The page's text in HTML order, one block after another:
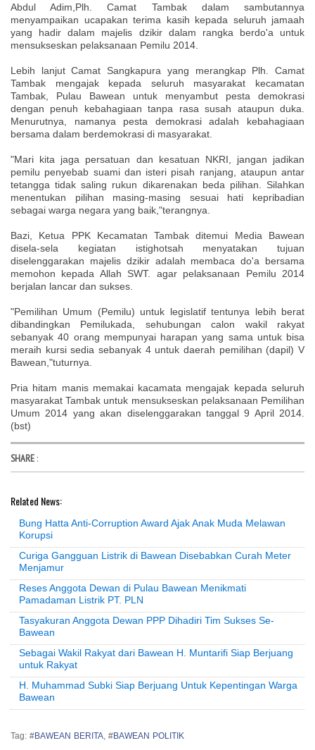
Abdul Adim,Plh. Camat Tambak dalam sambutannya
menyampaikan ucapakan terima kasih kepada seluruh jamaah
yang hadir dalam majelis dzikir dalam rangka berdo'a untuk
mensukseskan pelaksanaan Pemilu 2014.
Lebih lanjut Camat Sangkapura yang merangkap Plh. Camat
Tambak mengajak kepada seluruh masyarakat kecamatan
Tambak, Pulau Bawean untuk menyambut pesta demokrasi
dengan penuh kebahagiaan tanpa rasa susah ataupun duka.
Menurutnya, namanya pesta demokrasi adalah kebahagiaan
bersama dalam berdemokrasi di masyarakat.
"Mari kita jaga persatuan dan kesatuan NKRI, jangan jadikan
pemilu penyebab suami dan isteri pisah ranjang, ataupun antar
tetangga tidak saling rukun dikarenakan beda pilihan. Silahkan
menentukan pilihan masing-masing sesuai hati kepribadian
sebagai warga negara yang baik,"terangnya.
Bazi, Ketua PPK Kecamatan Tambak ditemui Media Bawean
disela-sela kegiatan istighotsah menyatakan tujuan
diselenggarakan majelis dzikir adalah membaca do'a bersama
memohon kepada Allah SWT. agar pelaksanaan Pemilu 2014
berjalan lancar dan sukses.
"Pemilihan Umum (Pemilu) untuk legislatif tentunya lebih berat
dibandingkan Pemilukada, sehubungan calon wakil rakyat
sebanyak 40 orang mempunyai harapan yang sama untuk bisa
meraih kursi sedia sebanyak 4 untuk daerah pemilihan (dapil) V
Bawean,"tuturnya.
Pria hitam manis memakai kacamata mengajak kepada seluruh
masyarakat Tambak untuk mensukseskan pelaksanaan Pemilihan
Umum 2014 yang akan diselenggarakan tanggal 9 April 2014.
(bst)
SHARE :
Related News:
Bung Hatta Anti-Corruption Award Ajak Anak Muda Melawan
Korupsi
Curiga Gangguan Listrik di Bawean Disebabkan Curah Meter
Menjamur
Reses Anggota Dewan di Pulau Bawean Menikmati
Pamadaman Listrik PT. PLN
Tasyakuran Anggota Dewan PPP Dihadiri Tim Sukses Se-
Bawean
Sebagai Wakil Rakyat dari Bawean H. Muntarifi Siap Berjuang
untuk Rakyat
H. Muhammad Subki Siap Berjuang Untuk Kepentingan Warga
Bawean
Tag: #BAWEAN BERITA , #BAWEAN POLITIK